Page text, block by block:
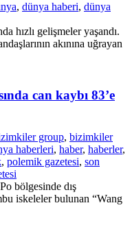
, dünya haberi, dünya
hızlı gelişmeler yaşandı.
akınına uğrayan
can kaybı 83’e
group, bizimkiler
haberleri, haber, haberler,
, polemik gazetesi, son
bölgesinde dış
iskeleler bulunan “Wang